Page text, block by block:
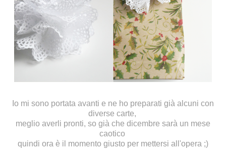
Io mi sono portata avanti e ne ho preparati già alcuni con
diverse carte,
meglio averli pronti, so già che dicembre sarà un mese
caotico
quindi ora è il momento giusto per mettersi all'opera ;)